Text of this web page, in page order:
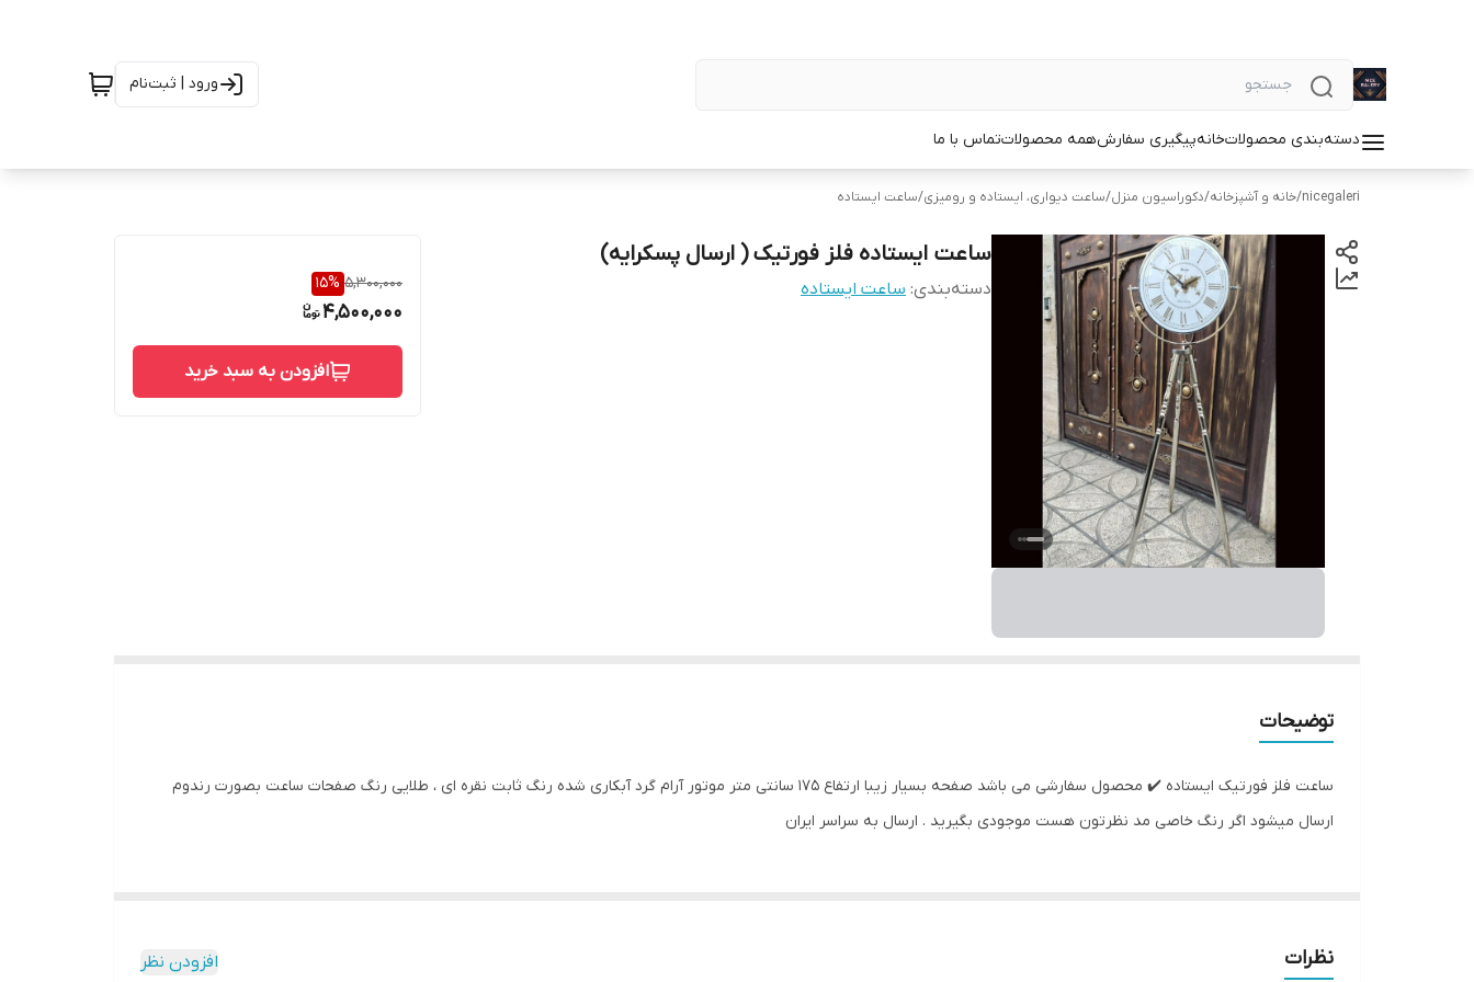
ورود | ثبت‌نام
دسته‌بندی محصولاتخانهپیگیری سفارشهمه محصولاتتماس با ما
nicegaleri
/خانه و آشپزخانه/دکوراسیون منزل/ساعت دیواری، ایستاده و رومیزی/ساعت ایستاده
ساعت ایستاده فلز فورتیک ( ارسال پسکرایه)
دسته‌بندی: ساعت ایستاده 5,300,000
15%
4,500,000
افزودن به سبد خرید
توضیحات
ساعت فلز فورتیک ایستاده ✔️ محصول سفارشی می باشد صفحه بسیار زیبا ارتفاع ۱۷۵ سانتی متر موتور آرام گرد آبکاری شده رنگ ثابت نقره ای ، طلایی رنگ صفحات ساعت بصورت رندوم
ارسال میشود اگر رنگ خاصی مد نظرتون هست موجودی بگیرید . ارسال به سراسر ایران
نظرات افزودن نظر